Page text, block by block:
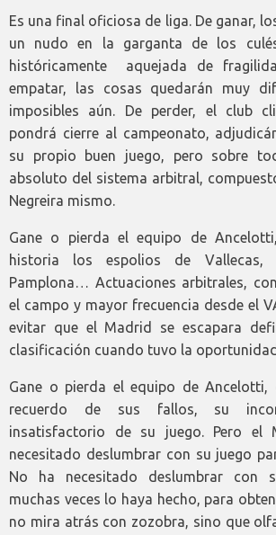
Es una final oficiosa de liga. De ganar,
un nudo en la garganta de los
históricamente aquejada de
empatar, las cosas quedarán muy
imposibles aún. De perder, el club
pondrá cierre al campeonato,
su propio buen juego, pero sobre
absoluto del sistema arbitral,
Negreira mismo.
Gane o pierda el equipo de
historia los espolios de Vallecas,
Pamplona… Actuaciones arbitrales,
el campo y mayor frecuencia desde el
evitar que el Madrid se escapara
clasificación cuando tuvo la
Gane o pierda el equipo de Ancelotti,
recuerdo de sus fallos, su
insatisfactorio de su juego. Pero el
necesitado deslumbrar con su juego
No ha necesitado deslumbrar con
muchas veces lo haya hecho, para
no mira atrás con zozobra, sino que